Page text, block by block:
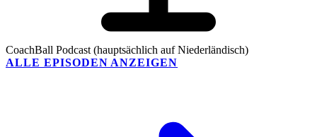
CoachBall Podcast (hauptsächlich auf Niederländisch)
ALLE EPISODEN ANZEIGEN